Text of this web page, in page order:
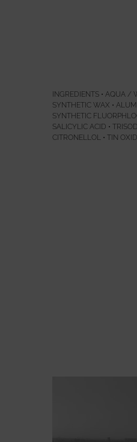
INGREDIENTS • AQUA /
SYNTHETIC WAX •
SYNTHETIC
SALICYLIC ACID •
CITRONELLOL • TIN